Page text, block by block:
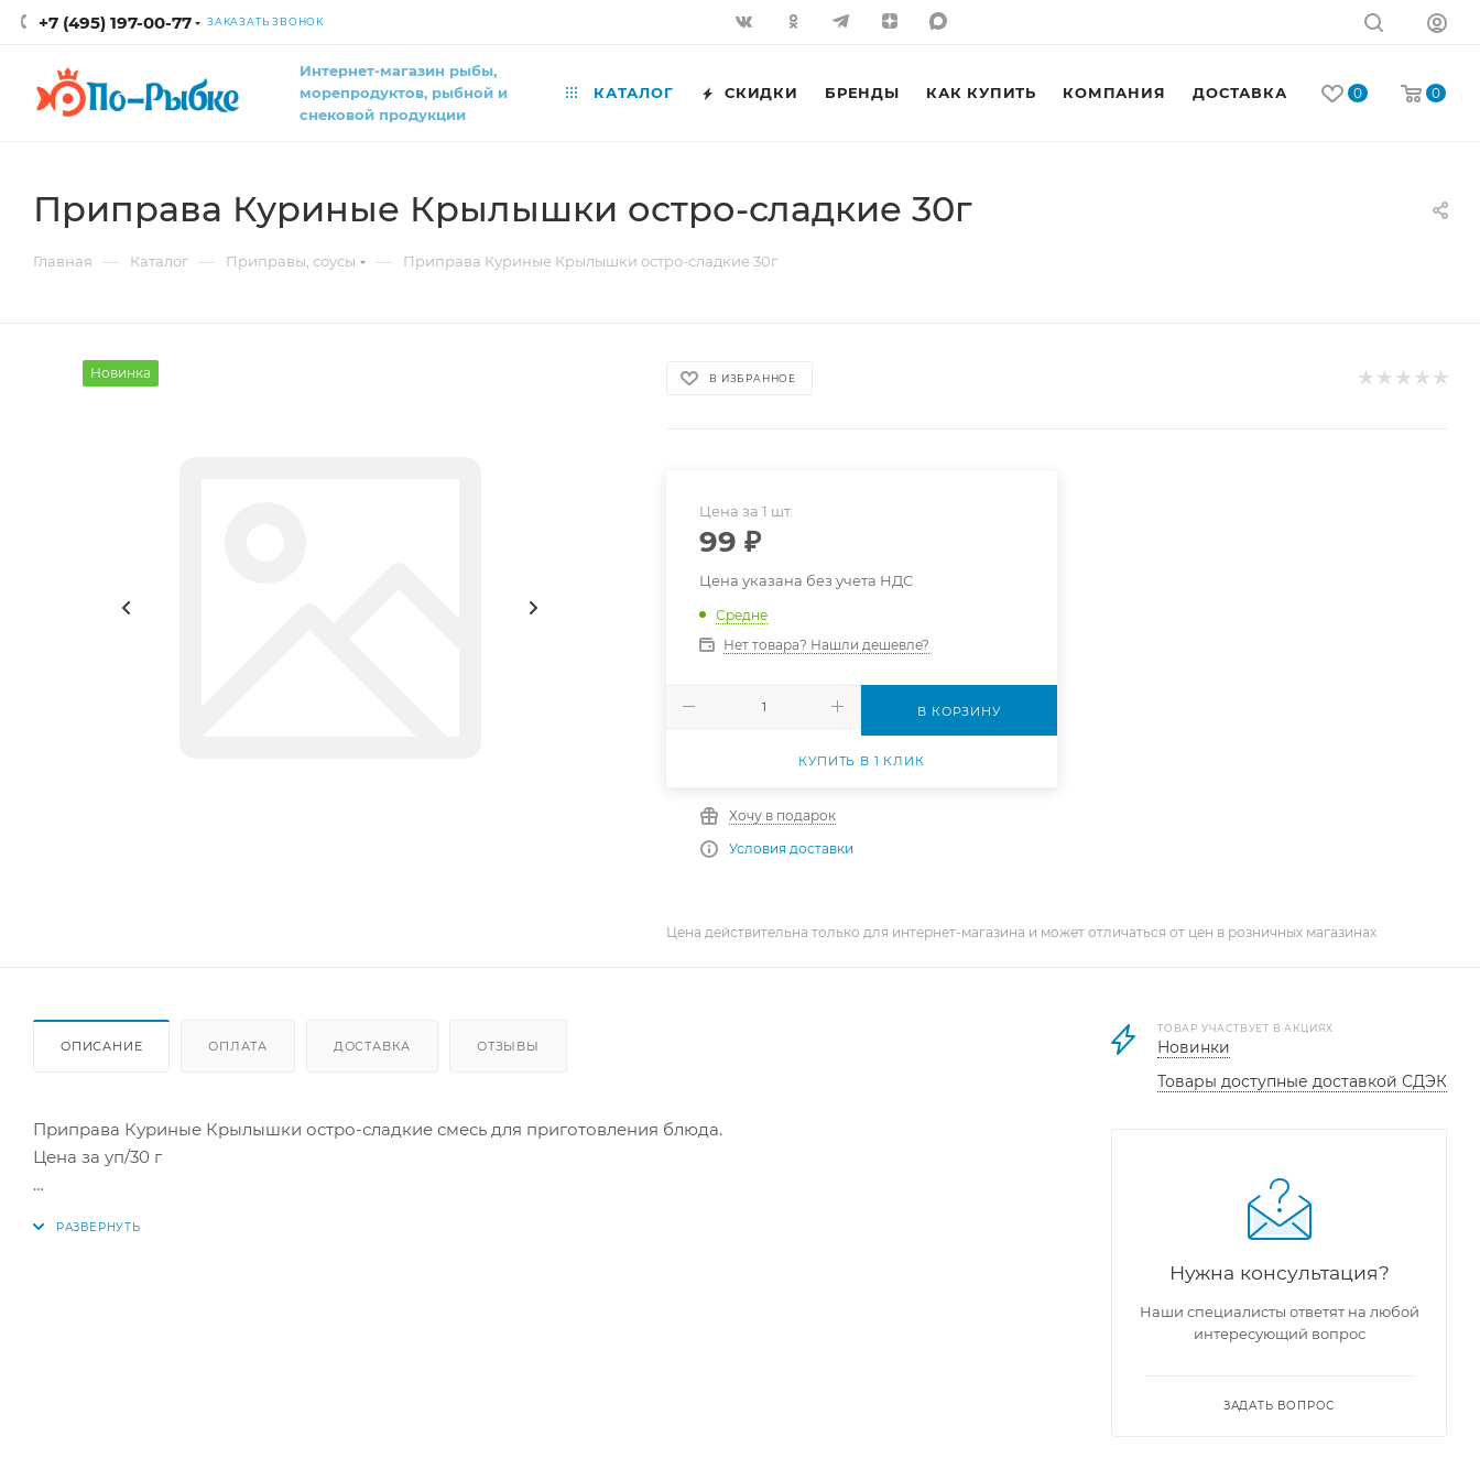
+7 (495) 197-00-77 ЗАКАЗАТЬ ЗВОНОК
0 0
Интернет-магазин рыбы,
морепродуктов, рыбной и
снековой продукции
КАТАЛОГ СКИДКИ БРЕНДЫ КАК КУПИТЬ КОМПАНИЯ ДОСТАВКА КОНТАКТЫ
Приправа Куриные Крылышки остро-сладкие 30г
Главная — Каталог — Приправы, соусы — Приправа Куриные Крылышки остро-сладкие 30г
Новинка В ИЗБРАННОЕ
Цена за 1 шт.
99 ₽
Цена указана без учета НДС
Средне
Нет товара? Нашли дешевле?
В КОРЗИНУ
КУПИТЬ В 1 КЛИК
Хочу в подарок
Условия доставки
Цена действительна только для интернет-магазина и может отличаться от цен в розничных магазинах
ОПИСАНИЕ ОПЛАТА ДОСТАВКА ОТЗЫВЫ
Приправа Куриные Крылышки остро-сладкие смесь для приготовления блюда.
Цена за уп/30 г
ТОВАР УЧАСТВУЕТ В АКЦИЯХ
Новинки
Товары доступные доставкой СДЭК
Нужна консультация?
Наши специалисты ответят на любой
интересующий вопрос
ЗАДАТЬ ВОПРОС